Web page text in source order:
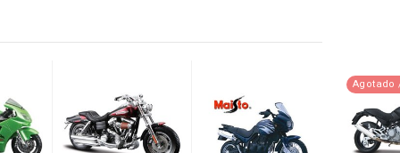
Agotado